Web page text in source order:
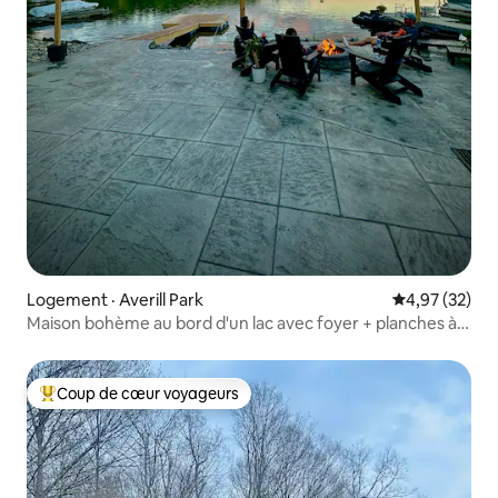
Logement · Averill Park Note
4,97 (32)
Maison bohème au bord d'un lac avec foyer + planches à
Coup de cœur voyageurs parmi les plus aimés
Coup de cœur voyageurs